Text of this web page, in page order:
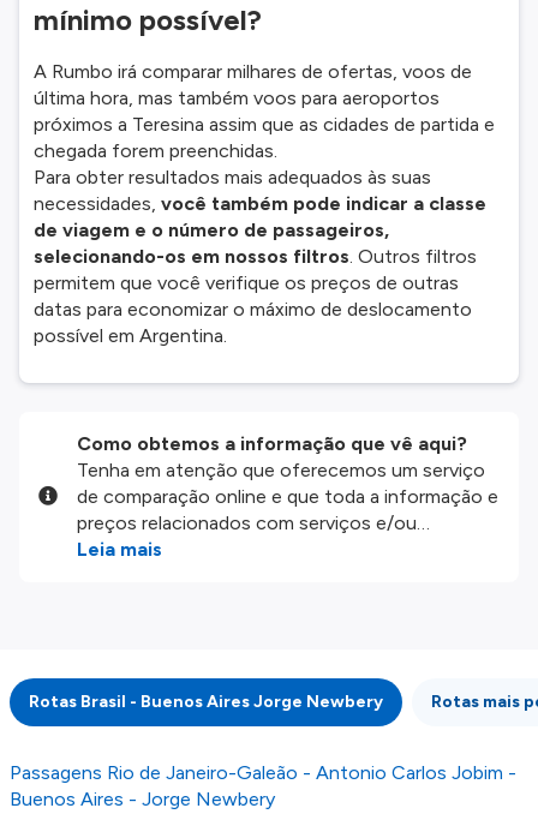
mínimo possível?
A Rumbo irá comparar milhares de ofertas, voos de
última hora, mas também voos para aeroportos
próximos a Teresina assim que as cidades de partida e
chegada forem preenchidas.
Para obter resultados mais adequados às suas
necessidades, você também pode indicar a classe
de viagem e o número de passageiros,
selecionando-os em nossos filtros. Outros filtros
permitem que você verifique os preços de outras
datas para economizar o máximo de deslocamento
possível em Argentina.
Como obtemos a informação que vê aqui?
Tenha em atenção que oferecemos um serviço
de comparação online e que toda a informação e
preços relacionados com serviços e/ou
produtos disponíveis no nosso website são
integridade ou pela precisão da informação
publicada, por isso verifique com atenção todas
as condições no website do parceiro antes de
fazer uma reserva. Para mais detalhes verifique
os nossosTermos e Condições.
Leia mais
Rotas Brasil - Buenos Aires Jorge Newbery Rotas mais
Passagens Rio de Janeiro-Galeão - Antonio Carlos Jobim -
Buenos Aires - Jorge Newbery